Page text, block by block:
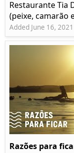
Restaurante Tia
(peixe, camarão
Added June 16, 2021
Razões para